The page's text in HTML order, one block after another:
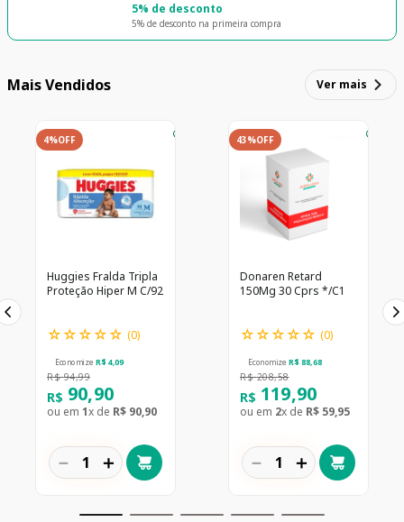
5% de desconto
5% de desconto na primeira compra
Mais Vendidos Ver mais
4%OFF
Huggies Fralda Tripla
Proteção Hiper M C/92
☆☆☆☆☆ (0)
Economize R$ 4,09
R$ 94,99
R$ 90,90
ou em 1x de R$ 90,90
＋
－
43%OFF
Donaren Retard
150Mg 30 Cprs */C1
☆☆☆☆☆ (0)
Economize R$ 88,68
R$ 208,58
R$ 119,90
ou em 2x de R$ 59,95
＋
－